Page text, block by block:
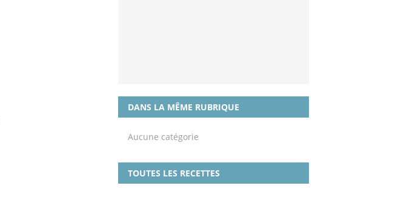
DANS LA MÊME RUBRIQUE
Aucune catégorie
TOUTES LES RECETTES